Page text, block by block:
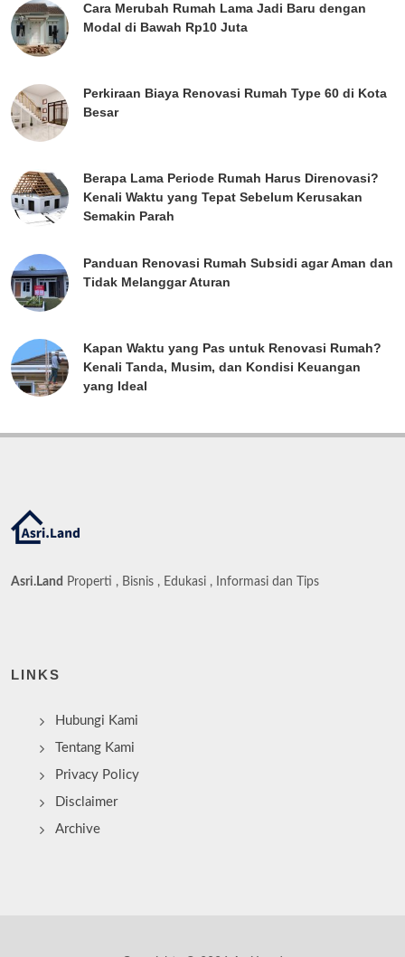
Cara Merubah Rumah Lama Jadi Baru dengan
Modal di Bawah Rp10 Juta
Perkiraan Biaya Renovasi Rumah Type 60 di Kota
Besar
Berapa Lama Periode Rumah Harus Direnovasi?
Kenali Waktu yang Tepat Sebelum Kerusakan
Semakin Parah
Panduan Renovasi Rumah Subsidi agar Aman dan
Tidak Melanggar Aturan
Kapan Waktu yang Pas untuk Renovasi Rumah?
Kenali Tanda, Musim, dan Kondisi Keuangan
yang Ideal
Asri.Land Properti , Bisnis , Edukasi , Informasi dan Tips
LINKS
Hubungi Kami
Tentang Kami
Privacy Policy
Disclaimer
Archive